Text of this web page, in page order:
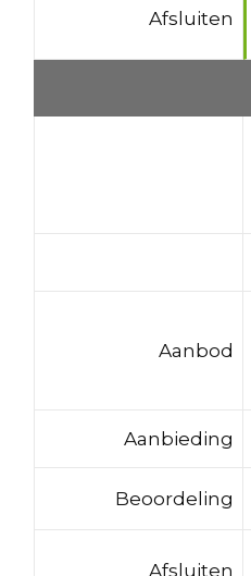
Afsluiten
Aanbod
Aanbieding
Beoordeling
Afsluiten